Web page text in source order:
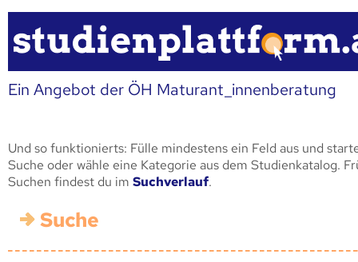
Ein Angebot der ÖH Maturant_innenberatung
Und so funktionierts: Fülle mindestens ein Feld aus und
Suche oder wähle eine Kategorie aus dem Studienkatalog.
Suchen findest du im Suchverlauf.
Suche